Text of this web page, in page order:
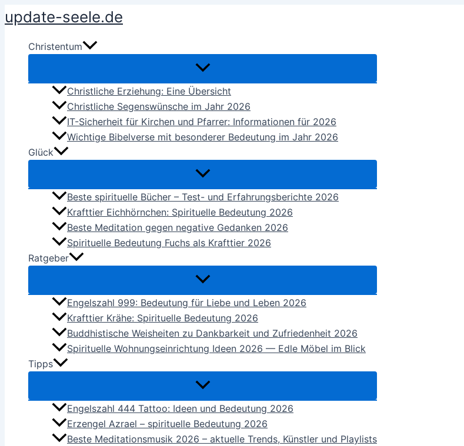
Zum
Inhalt
springen
update-seele.de
Christentum
Christliche Erziehung: Eine Übersicht
Christliche Segenswünsche im Jahr 2026
IT-Sicherheit für Kirchen und Pfarrer: Informationen für 2026
Wichtige Bibelverse mit besonderer Bedeutung im Jahr 2026
Glück
Beste spirituelle Bücher – Test- und Erfahrungsberichte 2026
Krafttier Eichhörnchen: Spirituelle Bedeutung 2026
Beste Meditation gegen negative Gedanken 2026
Spirituelle Bedeutung Fuchs als Krafttier 2026
Ratgeber
Engelszahl 999: Bedeutung für Liebe und Leben 2026
Krafttier Krähe: Spirituelle Bedeutung 2026
Buddhistische Weisheiten zu Dankbarkeit und Zufriedenheit 2026
Spirituelle Wohnungseinrichtung Ideen 2026 — Edle Möbel im Blick
Tipps
Engelszahl 444 Tattoo: Ideen und Bedeutung 2026
Erzengel Azrael – spirituelle Bedeutung 2026
Beste Meditationsmusik 2026 – aktuelle Trends, Künstler und Playlists